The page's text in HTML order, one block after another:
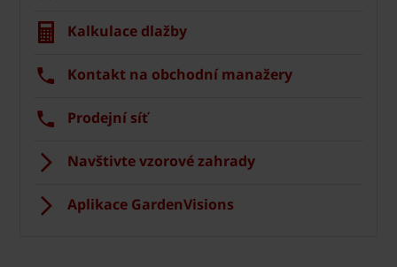
Kalkulace dlažby
Kontakt na obchodní manažery
Prodejní síť
Navštivte vzorové zahrady
Aplikace GardenVisions